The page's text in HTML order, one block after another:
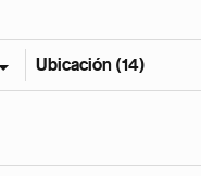
Ubicación (14)